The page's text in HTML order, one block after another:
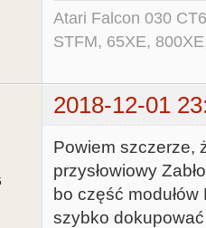
Atari Falcon 030
STFM, 65XE,
2018-12-01
Powiem szczerze,
przysłowiowy
bo część
szybko